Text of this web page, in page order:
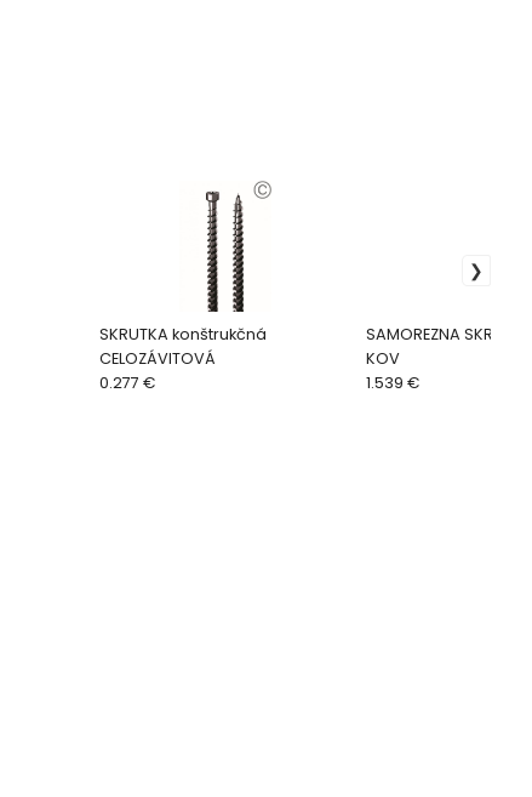
SKRUTKA konštrukčná
CELOZÁVITOVÁ
0.277 €
SAMOREZNA
KOV
1.539 €